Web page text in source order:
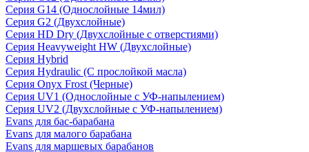
Серия G14 (Однослойные 14мил)
Серия G2 (Двухслойные)
Серия HD Dry (Двухслойные с отверстиями)
Серия Heavyweight HW (Двухслойные)
Серия Hybrid
Серия Hydraulic (С прослойкой масла)
Серия Onyx Frost (Черные)
Серия UV1 (Однослойные с УФ-напылением)
Серия UV2 (Двухслойные с УФ-напылением)
Evans для бас-барабана
Evans для малого барабана
Evans для маршевых барабанов